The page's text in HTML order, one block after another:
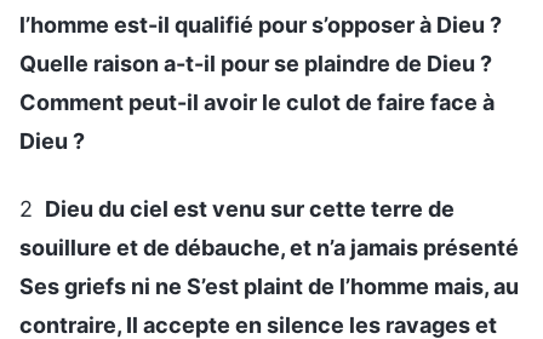
l’homme est-il qualifié pour s’opposer à Dieu ?
Quelle raison a-t-il pour se plaindre de Dieu ?
Comment peut-il avoir le culot de faire face à
Dieu ?
2 Dieu du ciel est venu sur cette terre de
souillure et de débauche, et n’a jamais présenté
Ses griefs ni ne S’est plaint de l’homme mais, au
contraire, Il accepte en silence les ravages et